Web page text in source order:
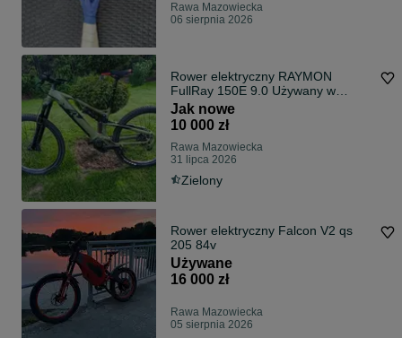
Rawa Mazowiecka
06 sierpnia 2026
Rower elektryczny RAYMON
FullRay 150E 9.0 Używany w
bardzo dobrym stanie.
Jak nowe
10 000 zł
Rawa Mazowiecka
31 lipca 2026
Zielony
Rower elektryczny Falcon V2 qs
205 84v
Używane
16 000 zł
Rawa Mazowiecka
05 sierpnia 2026